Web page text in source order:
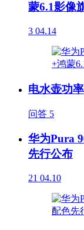
蒙6.1影像
3 04.14
电水壶功
问答 5
华为Pura
先行公布
21 04.10